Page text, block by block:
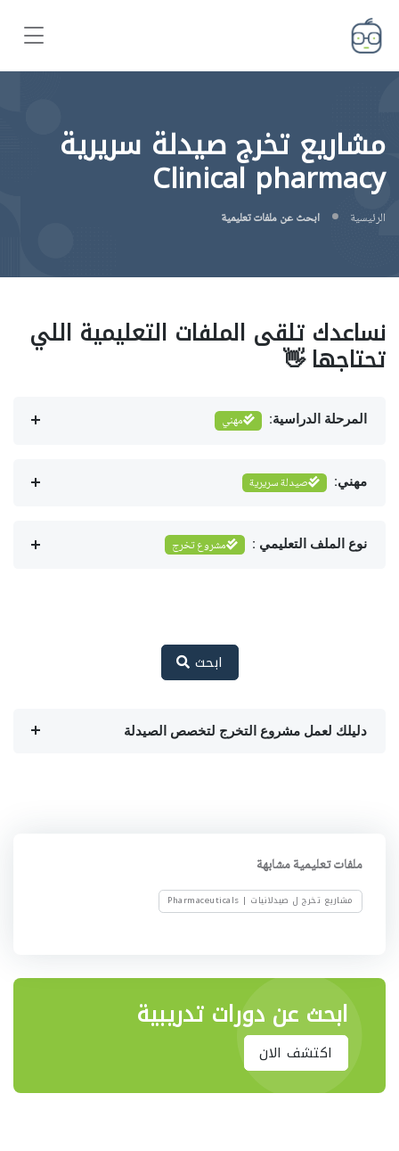
مشاريع تخرج صيدلة سريرية
Clinical pharmacy
الرئيسية ابحث عن ملفات تعليمية
نساعدك تلقى الملفات التعليمية اللي
تحتاجها 👋
المرحلة الدراسية: مهني
مهني: صيدلة سريرية
نوع الملف التعليمي : مشروع تخرج
ابحث
دليلك لعمل مشروع التخرج لتخصص الصيدلة
ملفات تعليمية مشابهة
مشاريع تخرج ل صيدلانيات | Pharmaceuticals
ابحث عن دورات تدريبية
اكتشف الان